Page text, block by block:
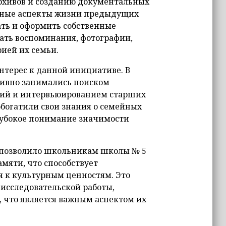
аспекты жизни предыдущих
и оформить собственные
воспоминания, фотографии,
их семьи.
к данной инициативе. В
занимались поиском
и интервьюированием старших
свои знания о семейных
понимание значимости
школьникам школы № 5
что способствует
к культурным ценностям. Это
работы,
является важным аспектом их